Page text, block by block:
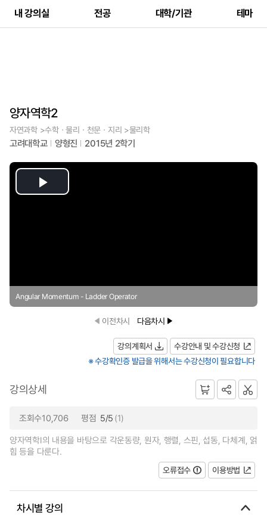
내 강의실 전공 대학/기관 테마
양자역학2
자연과학 >수학ㆍ물리ㆍ천문ㆍ지리 >물리학
고려대학교 양형진 2015년 2학기
Play
Angular Momentum - Ladder Operator
이전차시 다음차시
강의계획서
수강안내 및 수강신청
※ 수강확인증 발급을 위해서는 수강신청이 필요합니다
강의상세
조회수10,706 평점 5/5 (1)
양자역학I의 내용을 바탕으로 각운동량, 원자, 행렬, 스핀, 섭동, 다체계, 얽
힘 등을 다룬다.
오류접수
이용방법
차시별 강의